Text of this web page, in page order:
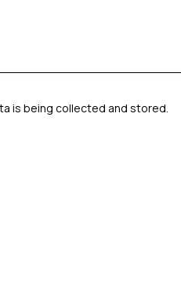
is being collected and stored.